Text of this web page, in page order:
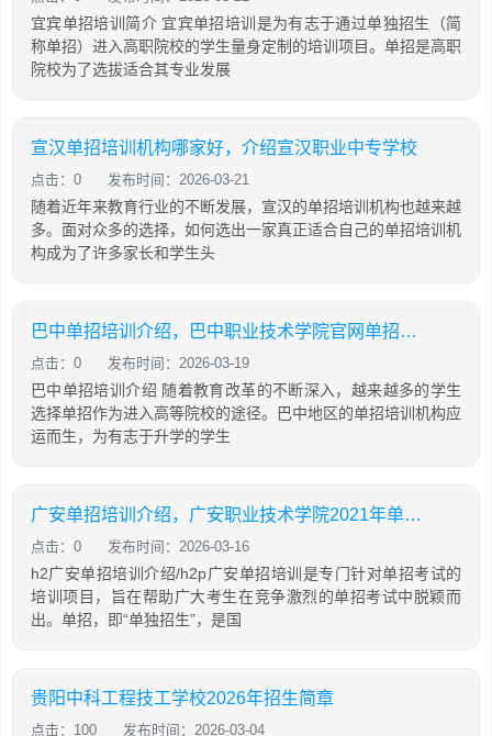
宜宾单招培训简介 宜宾单招培训是为有志于通过单独招生（简
称单招）进入高职院校的学生量身定制的培训项目。单招是高职
院校为了选拔适合其专业发展
宣汉单招培训机构哪家好，介绍宣汉职业中专学校
点击：0 发布时间：2026-03-21
随着近年来教育行业的不断发展，宣汉的单招培训机构也越来越
多。面对众多的选择，如何选出一家真正适合自己的单招培训机
构成为了许多家长和学生头
巴中单招培训介绍，巴中职业技术学院官网单招成绩查询
点击：0 发布时间：2026-03-19
巴中单招培训介绍 随着教育改革的不断深入，越来越多的学生
选择单招作为进入高等院校的途径。巴中地区的单招培训机构应
运而生，为有志于升学的学生
广安单招培训介绍，广安职业技术学院2021年单招技能考试大纲
点击：0 发布时间：2026-03-16
h2广安单招培训介绍/h2p广安单招培训是专门针对单招考试的
培训项目，旨在帮助广大考生在竞争激烈的单招考试中脱颖而
出。单招，即“单独招生”，是国
贵阳中科工程技工学校2026年招生简章
点击：100 发布时间：2026-03-04